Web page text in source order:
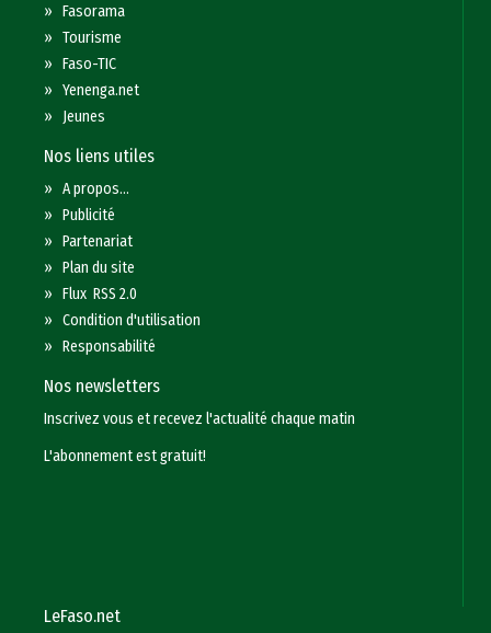
»Fasorama
»Tourisme
»Faso-TIC
»Yenenga.net
» Jeunes
Nos liens utiles
»A propos...
»Publicité
»Partenariat
»Plan du site
»Flux RSS 2.0
»Condition d'utilisation
»Responsabilité
Nos newsletters
Inscrivez vous et recevez l'actualité chaque matin
L'abonnement est gratuit!
LeFaso.net